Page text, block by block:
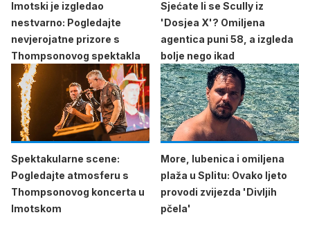
Imotski je izgledao
nestvarno: Pogledajte
nevjerojatne prizore s
Thompsonovog spektakla
Sjećate li se Scully iz
'Dosjea X'? Omiljena
agentica puni 58, a izgleda
bolje nego ikad
Spektakularne scene:
Pogledajte atmosferu s
Thompsonovog koncerta u
Imotskom
More, lubenica i omiljena
plaža u Splitu: Ovako ljeto
provodi zvijezda 'Divljih
pčela'